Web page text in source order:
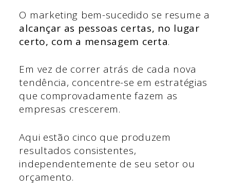
O marketing bem-sucedido se resume a
alcançar as pessoas certas, no lugar
certo, com a mensagem certa.
Em vez de correr atrás de cada nova
tendência, concentre-se em estratégias
que comprovadamente fazem as
empresas crescerem.
Aqui estão cinco que produzem
resultados consistentes,
independentemente de seu setor ou
orçamento.